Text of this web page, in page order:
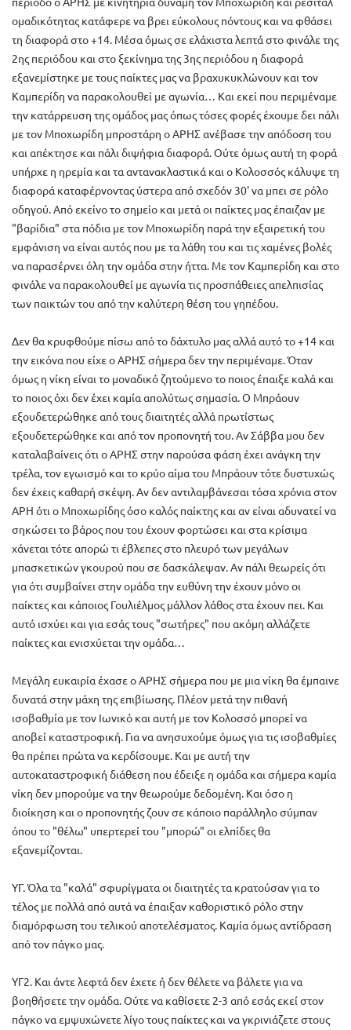
ομαδικότητας κατάφερε να βρει εύκολους πόντους και να φθάσει
τη διαφορά στο +14. Μέσα όμως σε ελάχιστα λεπτά στο φινάλε της
2ης περιόδου και στο ξεκίνημα της 3ης περιόδου η διαφορά
εξανεμίστηκε με τους παίκτες μας να βραχυκυκλώνουν και τον
Καμπερίδη να παρακολουθεί με αγωνία… Και εκεί που περιμέναμε
την κατάρρευση της ομάδος μας όπως τόσες φορές έχουμε δει πάλι
με τον Μποχωρίδη μπροστάρη ο ΑΡΗΣ ανέβασε την απόδοση του
και απέκτησε και πάλι διψήφια διαφορά. Ούτε όμως αυτή τη φορά
υπήρχε η ηρεμία και τα αντανακλαστικά και ο Κολοσσός κάλυψε τη
διαφορά καταφέρνοντας ύστερα από σχεδόν 30' να μπει σε ρόλο
οδηγού. Από εκείνο το σημείο και μετά οι παίκτες μας έπαιζαν με
"βαρίδια" στα πόδια με τον Μποχωρίδη παρά την εξαιρετική του
εμφάνιση να είναι αυτός που με τα λάθη του και τις χαμένες βολές
να παρασέρνει όλη την ομάδα στην ήττα. Με τον Καμπερίδη και στο
φινάλε να παρακολουθεί με αγωνία τις προσπάθειες απελπισίας
των παικτών του από την καλύτερη θέση του γηπέδου.
Δεν θα κρυφθούμε πίσω από το δάχτυλο μας αλλά αυτό το +14 και
την εικόνα που είχε ο ΑΡΗΣ σήμερα δεν την περιμέναμε. Όταν
όμως η νίκη είναι το μοναδικό ζητούμενο το ποιος έπαιξε καλά και
το ποιος όχι δεν έχει καμία απολύτως σημασία. Ο Μπράουν
εξουδετερώθηκε από τους διαιτητές αλλά πρωτίστως
εξουδετερώθηκε και από τον προπονητή του. Αν Σάββα μου δεν
καταλαβαίνεις ότι ο ΑΡΗΣ στην παρούσα φάση έχει ανάγκη την
τρέλα, τον εγωισμό και το κρύο αίμα του Μπράουν τότε δυστυχώς
δεν έχεις καθαρή σκέψη. Αν δεν αντιλαμβάνεσαι τόσα χρόνια στον
ΑΡΗ ότι ο Μποχωρίδης όσο καλός παίκτης και αν είναι αδυνατεί να
σηκώσει το βάρος που του έχουν φορτώσει και στα κρίσιμα
χάνεται τότε απορώ τι έβλεπες στο πλευρό των μεγάλων
μπασκετικών γκουρού που σε δασκάλεψαν. Αν πάλι θεωρείς ότι
για ότι συμβαίνει στην ομάδα την ευθύνη την έχουν μόνο οι
παίκτες και κάποιος Γουλιέλμος μάλλον λάθος στα έχουν πει. Και
αυτό ισχύει και για εσάς τους "σωτήρες" που ακόμη αλλάζετε
παίκτες και ενισχύεται την ομάδα…
Μεγάλη ευκαιρία έχασε ο ΑΡΗΣ σήμερα που με μια νίκη θα έμπαινε
δυνατά στην μάχη της επιβίωσης. Πλέον μετά την πιθανή
ισοβαθμία με τον Ιωνικό και αυτή με τον Κολοσσό μπορεί να
αποβεί καταστροφική. Για να ανησυχούμε όμως για τις ισοβαθμίες
θα πρέπει πρώτα να κερδίσουμε. Και με αυτή την
αυτοκαταστροφική διάθεση που έδειξε η ομάδα και σήμερα καμία
νίκη δεν μπορούμε να την θεωρούμε δεδομένη. Και όσο η
διοίκηση και ο προπονητής ζουν σε κάποιο παράλληλο σύμπαν
όπου το "θέλω" υπερτερεί του "μπορώ" οι ελπίδες θα
εξανεμίζονται.
ΥΓ. Όλα τα "καλά" σφυρίγματα οι διαιτητές τα κρατούσαν για το
τέλος με πολλά από αυτά να έπαιξαν καθοριστικό ρόλο στην
διαμόρφωση του τελικού αποτελέσματος. Καμία όμως αντίδραση
από τον πάγκο μας.
ΥΓ2. Και άντε λεφτά δεν έχετε ή δεν θέλετε να βάλετε για να
βοηθήσετε την ομάδα. Ούτε να καθίσετε 2-3 από εσάς εκεί στον
πάγκο να εμψυχώνετε λίγο τους παίκτες και να γκρινιάζετε στους